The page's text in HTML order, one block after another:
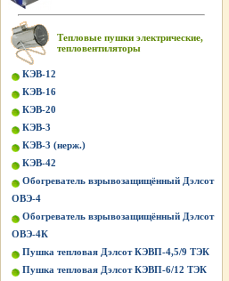
Тепловые пушки электрические,
тепловентиляторы
КЭВ-12
КЭВ-16
КЭВ-20
КЭВ-3
КЭВ-3 (нерж.)
КЭВ-42
Обогреватель взрывозащищённый Дэлсот
ОВЭ-4
Обогреватель взрывозащищённый Дэлсот
ОВЭ-4К
Пушка тепловая Дэлсот КЭВП-4,5/9 ТЭК
Пушка тепловая Дэлсот КЭВП-6/12 ТЭК